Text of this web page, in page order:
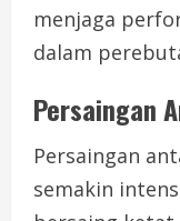
menjaga
dalam
Persaingan
Persaingan
semakin